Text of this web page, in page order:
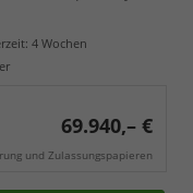
4 Wochen
69.940,– €
und Zulassungspapieren